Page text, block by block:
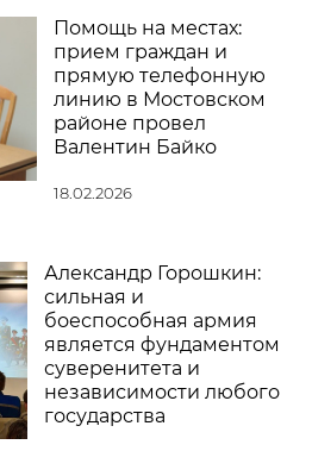
Помощь на местах:
прием граждан и
прямую телефонную
линию в Мостовском
районе провел
Валентин Байко
18.02.2026
Александр Горошкин:
сильная и
боеспособная армия
является фундаментом
суверенитета и
независимости любого
государства